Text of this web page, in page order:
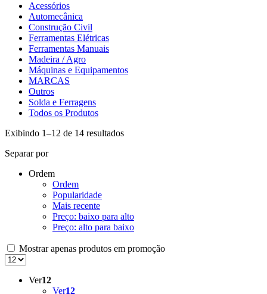
Acessórios
Automecânica
Construção Civil
Ferramentas Elétricas
Ferramentas Manuais
Madeira / Agro
Máquinas e Equipamentos
MARCAS
Outros
Solda e Ferragens
Todos os Produtos
Exibindo 1–12 de 14 resultados
Separar por
Ordem
Ordem
Popularidade
Mais recente
Preço: baixo para alto
Preço: alto para baixo
Mostrar apenas produtos em promoção
Ver12
Ver12